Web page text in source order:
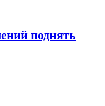
поднять